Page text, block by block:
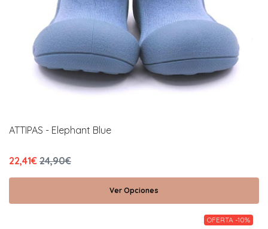
ATTIPAS - Elephant Blue
22,41€ 24,90€
Ver Opciones
OFERTA -10%